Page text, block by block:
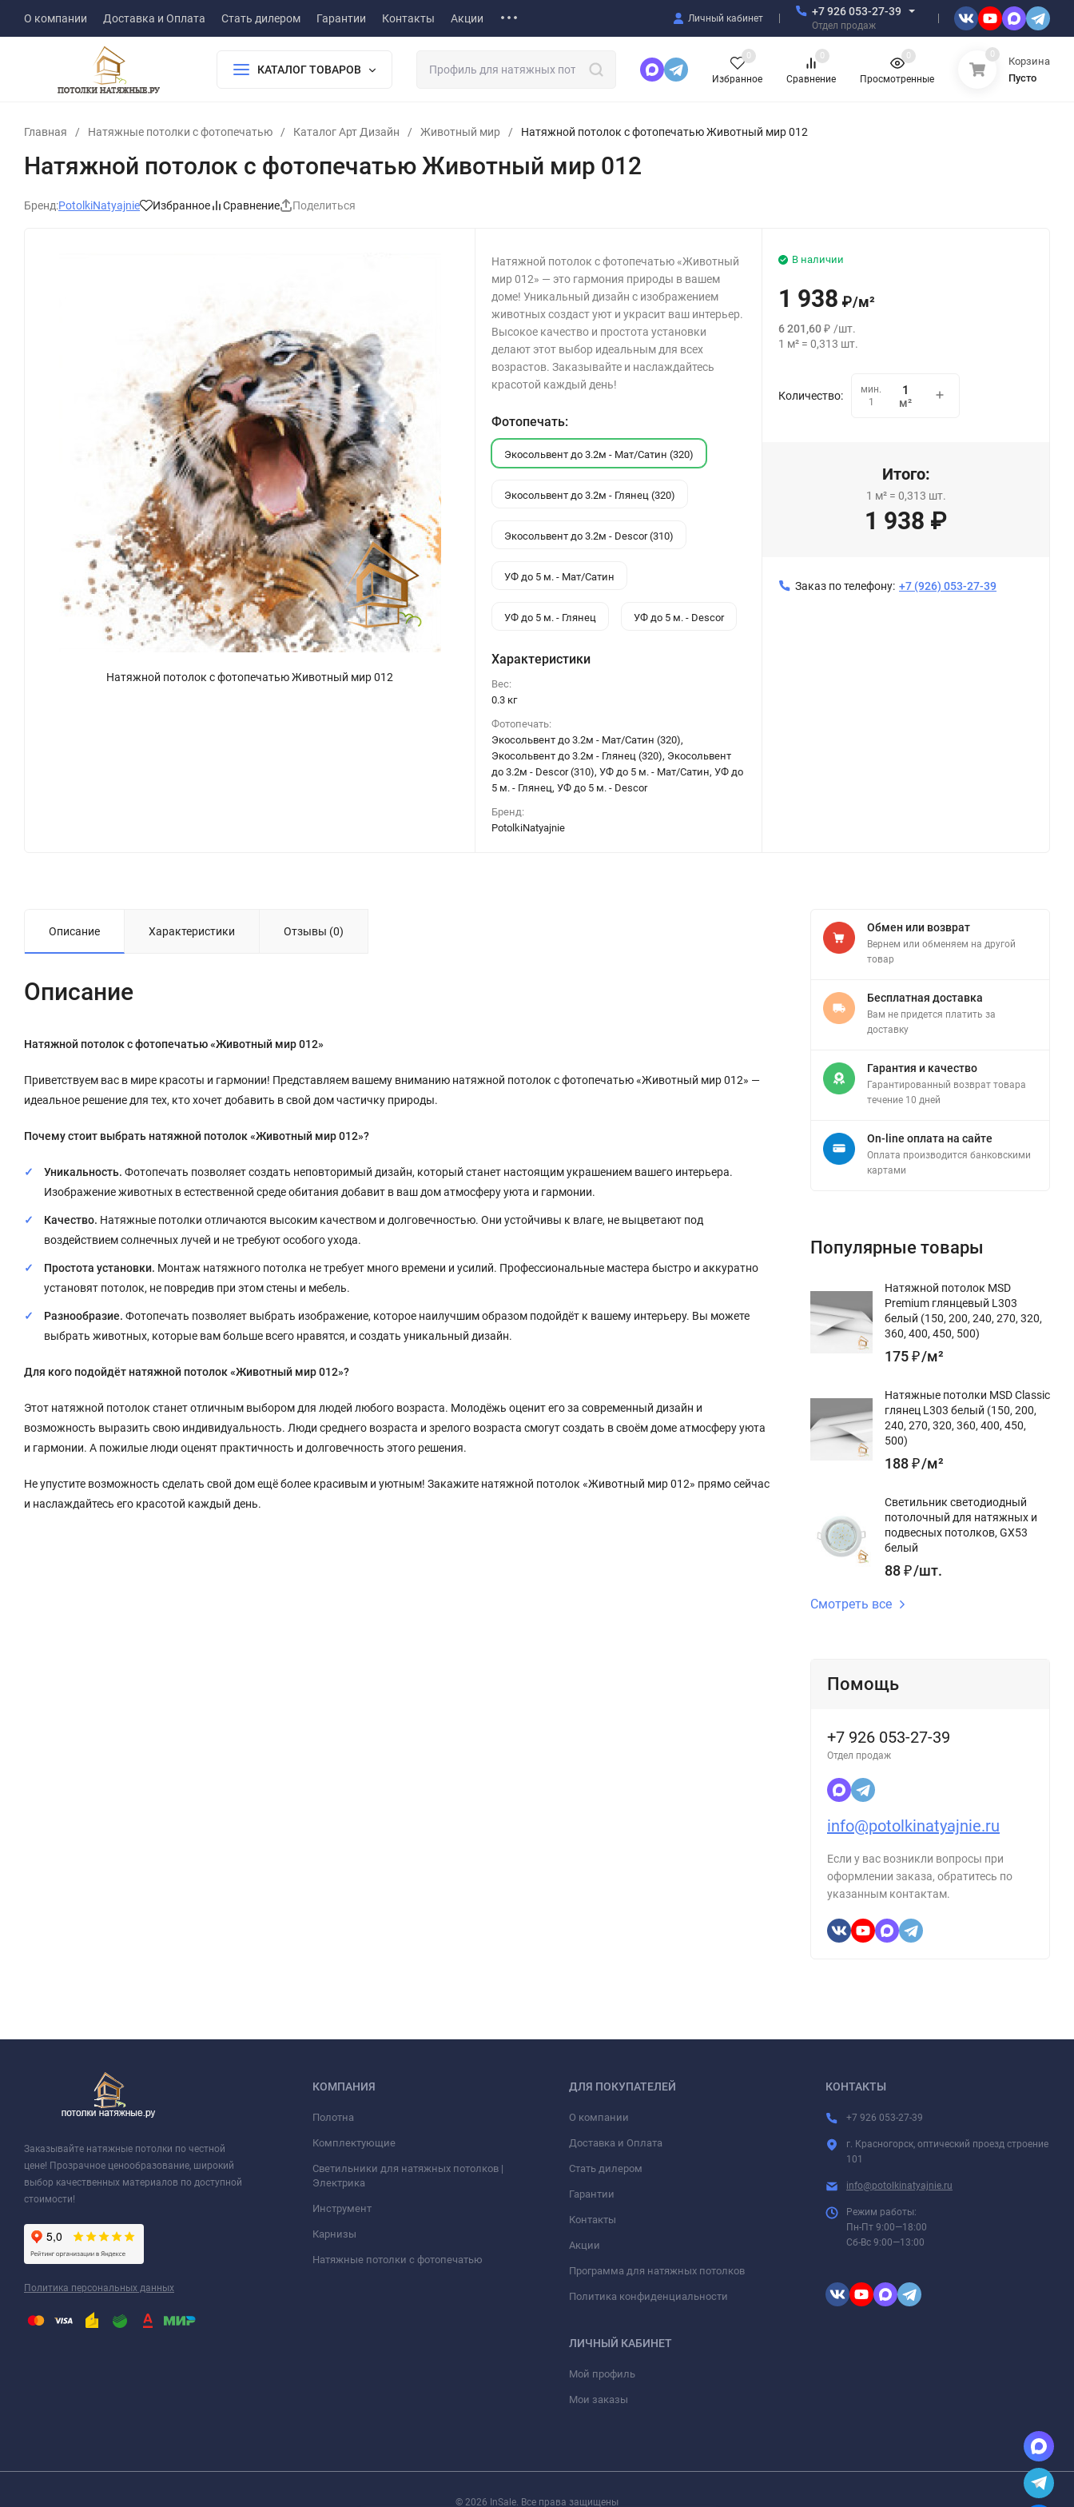
О компании Доставка и Оплата Стать дилером Гарантии Контакты Акции Личный кабинет
+7 926 053-27-39
Отдел продаж
КАТАЛОГ ТОВАРОВ
Избранное
0
Сравнение
0
Просмотренные
0 0
Корзина
Пусто
Главная / Натяжные потолки с фотопечатью / Каталог Арт Дизайн / Животный мир / Натяжной потолок с фотопечатью Животный мир 012
Натяжной потолок с фотопечатью Животный мир 012
Бренд:PotolkiNatyajnie Избранное Сравнение Поделиться
Натяжной потолок с фотопечатью Животный мир 012
Натяжной потолок с фотопечатью «Животный
мир 012» — это гармония природы в вашем
доме! Уникальный дизайн с изображением
животных создаст уют и украсит ваш интерьер.
Высокое качество и простота установки
делают этот выбор идеальным для всех
возрастов. Заказывайте и наслаждайтесь
красотой каждый день!
Фотопечать:
Экосольвент до 3.2м - Мат/Сатин (320)
Экосольвент до 3.2м - Глянец (320)
Экосольвент до 3.2м - Descor (310)
УФ до 5 м. - Мат/Сатин
УФ до 5 м. - Глянец УФ до 5 м. - Descor
Характеристики
Вес:
0.3 кг
Фотопечать:
Экосольвент до 3.2м - Мат/Сатин (320),
Экосольвент до 3.2м - Глянец (320), Экосольвент
до 3.2м - Descor (310), УФ до 5 м. - Мат/Сатин, УФ до
5 м. - Глянец, УФ до 5 м. - Descor
Бренд:
PotolkiNatyajnie
В наличии
1 938 ₽/м²
6 201,60₽ /шт.
1 м² =0,313 шт.
Количество:
мин.
1
м²
Итого:
1 м²= 0,313 шт.
1 938 ₽
Заказ по телефону: +7 (926) 053-27-39
Описание Характеристики Отзывы (0)
Описание
Натяжной потолок с фотопечатью «Животный мир 012»
Приветствуем вас в мире красоты и гармонии! Представляем вашему вниманию натяжной потолок с фотопечатью «Животный мир 012» —
идеальное решение для тех, кто хочет добавить в свой дом частичку природы.
Почему стоит выбрать натяжной потолок «Животный мир 012»?
Уникальность. Фотопечать позволяет создать неповторимый дизайн, который станет настоящим украшением вашего интерьера.
Изображение животных в естественной среде обитания добавит в ваш дом атмосферу уюта и гармонии.
Качество. Натяжные потолки отличаются высоким качеством и долговечностью. Они устойчивы к влаге, не выцветают под
воздействием солнечных лучей и не требуют особого ухода.
Простота установки. Монтаж натяжного потолка не требует много времени и усилий. Профессиональные мастера быстро и аккуратно
установят потолок, не повредив при этом стены и мебель.
Разнообразие. Фотопечать позволяет выбрать изображение, которое наилучшим образом подойдёт к вашему интерьеру. Вы можете
выбрать животных, которые вам больше всего нравятся, и создать уникальный дизайн.
Для кого подойдёт натяжной потолок «Животный мир 012»?
Этот натяжной потолок станет отличным выбором для людей любого возраста. Молодёжь оценит его за современный дизайн и
возможность выразить свою индивидуальность. Люди среднего возраста и зрелого возраста смогут создать в своём доме атмосферу уюта
и гармонии. А пожилые люди оценят практичность и долговечность этого решения.
Не упустите возможность сделать свой дом ещё более красивым и уютным! Закажите натяжной потолок «Животный мир 012» прямо сейчас
и наслаждайтесь его красотой каждый день.
Обмен или возврат
Вернем или обменяем на другой
товар
Бесплатная доставка
Вам не придется платить за
доставку
Гарантия и качество
Гарантированный возврат товара
течение 10 дней
On-line оплата на сайте
Оплата производится банковскими
картами
Популярные товары
Натяжной потолок MSD
Premium глянцевый L303
белый (150, 200, 240, 270, 320,
360, 400, 450, 500)
175₽/м²
Натяжные потолки MSD Classic
глянец L303 белый (150, 200,
240, 270, 320, 360, 400, 450,
500)
188₽/м²
Светильник светодиодный
потолочный для натяжных и
подвесных потолков, GX53
белый
88₽/шт.
Смотреть все
Помощь
+7 926 053-27-39
Отдел продаж
info@potolkinatyajnie.ru
Если у вас возникли вопросы при
оформлении заказа, обратитесь по
указанным контактам.
Заказывайте натяжные потолки по честной
цене! Прозрачное ценообразование, широкий
выбор качественных материалов по доступной
стоимости!
Политика персональных данных
КОМПАНИЯ
Полотна
Комплектующие
Светильники для натяжных потолков |
Электрика
Инструмент
Карнизы
Натяжные потолки с фотопечатью
ДЛЯ ПОКУПАТЕЛЕЙ
О компании
Доставка и Оплата
Стать дилером
Гарантии
Контакты
Акции
Программа для натяжных потолков
Политика конфиденциальности
ЛИЧНЫЙ КАБИНЕТ
Мой профиль
Мои заказы
КОНТАКТЫ
+7 926 053-27-39
г. Красногорск, оптический проезд строение
101
info@potolkinatyajnie.ru
Режим работы:
Пн-Пт 9:00—18:00
Сб-Вс 9:00—13:00
© 2026 InSale. Все права защищены